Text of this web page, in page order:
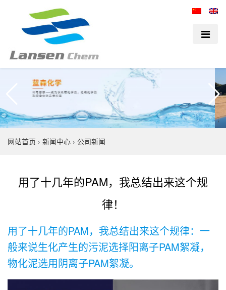
网站首页 › 新闻中心 › 公司新闻
用了十几年的PAM，我总结出来这个规
律！
用了十几年的PAM，我总结出来这个规律：一
般来说生化产生的污泥选择阳离子PAM絮凝，
物化泥选用阴离子PAM絮凝。